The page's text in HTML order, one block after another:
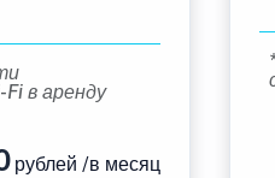
в аренду
рублей /в месяц